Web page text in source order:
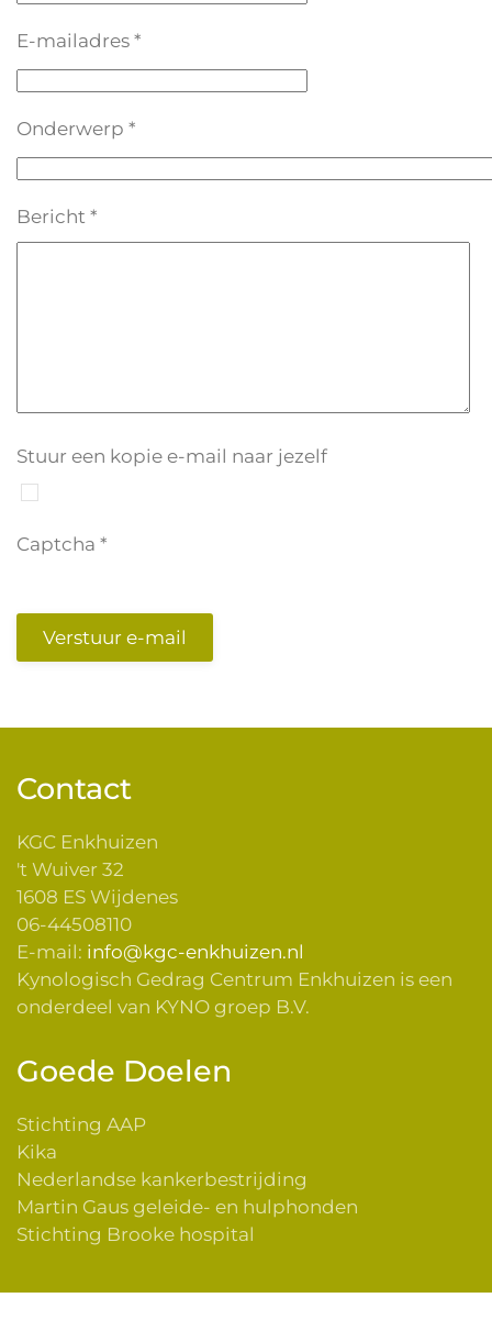
E-mailadres *
Onderwerp *
Bericht *
Stuur een kopie e-mail naar jezelf
Captcha *
Verstuur e-mail
Contact
KGC Enkhuizen
't Wuiver 32
1608 ES Wijdenes
06-44508110
E-mail: info@kgc-enkhuizen.nl
Kynologisch Gedrag Centrum Enkhuizen is een
onderdeel van KYNO groep B.V.
Goede Doelen
Stichting AAP
Kika
Nederlandse kankerbestrijding
Martin Gaus geleide- en hulphonden
Stichting Brooke hospital